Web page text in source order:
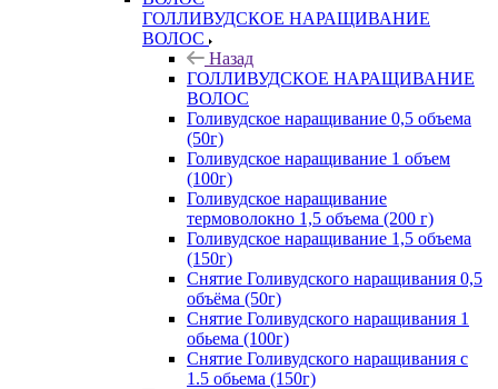
ГОЛЛИВУДСКОЕ НАРАЩИВАНИЕ
ВОЛОС
Назад
ГОЛЛИВУДСКОЕ НАРАЩИВАНИЕ
ВОЛОС
Голивудское наращивание 0,5 объема
(50г)
Голивудское наращивание 1 объем
(100г)
Голивудское наращивание
термоволокно 1,5 объема (200 г)
Голивудское наращивание 1,5 объема
(150г)
Снятие Голивудского наращивания 0,5
объёма (50г)
Снятие Голивудского наращивания 1
обьема (100г)
Снятие Голивудского наращивания с
1.5 обьема (150г)